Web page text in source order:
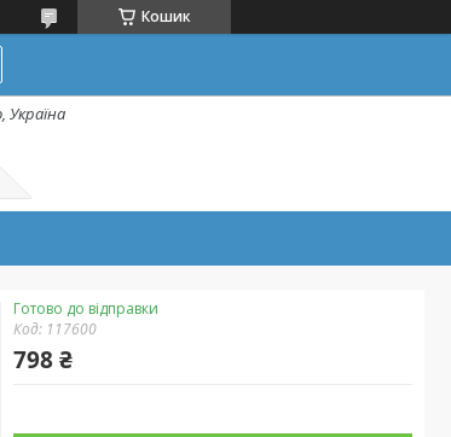
Кошик
Україна
Готово до відправки
Код: 117600
798 ₴